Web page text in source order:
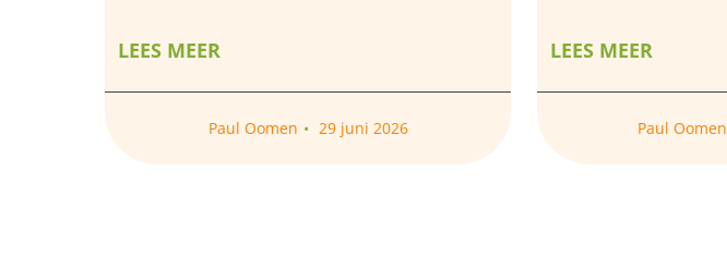
LEES MEER
Paul Oomen 29 juni 2026
LEES MEER
Paul Oomen